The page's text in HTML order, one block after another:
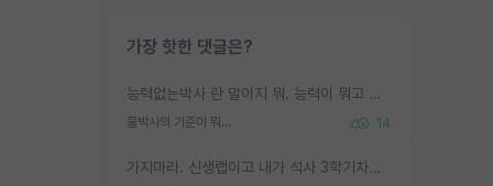
가장 핫한 댓글은?
능력없는박사 란 말이지 뭐. 능력이 뭐고 능력이 있다는게 뭔지는 사람마다 기준이 다르니까 얘기해봐야 서로 자기 기준만 얘기해서 논쟁이 끝이 안나고. 주위에서 능력있고 야심있는 신입생이 교수가 유의미한 피드백을 아예 안주면서 제대로된 과제에 참여해볼 기회도 제공하지 않고 잡일 뺑뺑이만 돌려서 맨날 단순작업만 하면서 밤새다가 눈빛이 점점 죽어가는걸 본 사람은 물박사는 교수탓이라고 하고, 교수는 이것저것 알려도 주고 기회도 주고 사수 동기 붙여주면서 어떻게든 끌고가려고 하는데 본인이 매일 뺀질거리면서 출근 하는둥마는둥 하다가 기껏 와서도 폰이나 쳐다보다가 실험 망치고 저녁약속있어서 먼저 가볼게요~ 하는걸 본 사람은 물박사는 본인탓이라고 함.
물박사의 기준이 뭐임? 14
가지마라. 신생랩이고 내가 석사 3학기차인데 최고참인데 나도 아무것도 모르는데 교수가 후배들 왜 논문 교육 안시키냐. 논문 왜 안 써오냐 닦달한다